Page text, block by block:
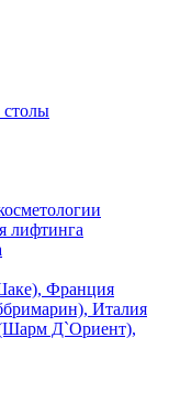
лифтинга
Франция
Италия
Д`Ориент),